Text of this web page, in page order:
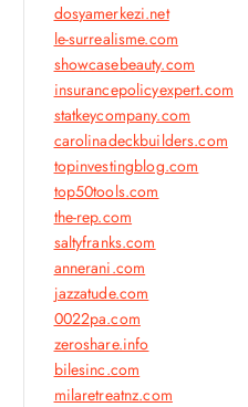
dosyamerkezi.net
le-surrealisme.com
showcasebeauty.com
insurancepolicyexpert.com
statkeycompany.com
carolinadeckbuilders.com
topinvestingblog.com
top50tools.com
the-rep.com
saltyfranks.com
annerani.com
jazzatude.com
0022pa.com
zeroshare.info
bilesinc.com
milaretreatnz.com